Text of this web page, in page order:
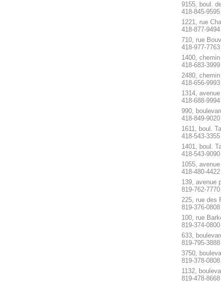
9155, boul.
418-845-9595
1221, rue
418-877-9494
710, rue
418-977-7763
1400,
418-683-3999
2480,
418-656-9993
1314,
418-688-9994
990,
418-849-9020
1611, boul.
418-543-3355
1401, boul.
418-543-9090
1055,
418-480-4422
139, avenue
819-762-7770
225, rue des
819-376-0808
100, rue
819-374-0800
633,
819-795-3888
3750,
819-378-0808
1132,
819-478-8668